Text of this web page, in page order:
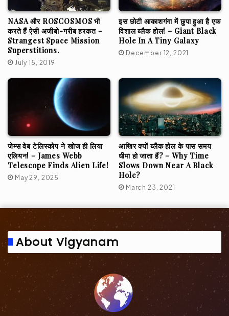
NASA और ROSCOSMOS भी
करते हैं ऐसी अजीबो-गरीब हरकत –
Strangest Space Mission
Superstitions.
July 15, 2019
इस छोटी आकाशगंगा में छुपा हुआ है एक
विशाल ब्लैक होल! – Giant Black
Hole In A Tiny Galaxy
December 12, 2021
जेम्स वेब टेलिस्कोप ने खोज ही लिया
एलियन! – James Webb
Telescope Finds Alien Life!
May 29, 2025
आखिर क्यों ब्लैक होल के पास समय
धीमा हो जाता हैं? – Why Time
Slows Down Near A Black
Hole?
March 23, 2021
About Vigyanam